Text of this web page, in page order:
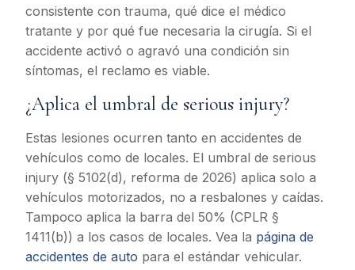
consistente con trauma, qué dice el médico
tratante y por qué fue necesaria la cirugía. Si el
accidente activó o agravó una condición sin
síntomas, el reclamo es viable.
¿Aplica el umbral de serious injury?
Estas lesiones ocurren tanto en accidentes de
vehículos como de locales. El umbral de serious
injury (§ 5102(d), reforma de 2026) aplica solo a
vehículos motorizados, no a resbalones y caídas.
Tampoco aplica la barra del 50% (CPLR §
1411(b)) a los casos de locales. Vea la página de
accidentes de auto para el estándar vehicular.